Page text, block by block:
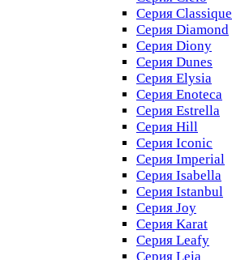
Серия Classique
Серия Diamond
Серия Diony
Серия Dunes
Серия Elysia
Серия Enoteca
Серия Estrella
Серия Hill
Серия Iconic
Серия Imperial
Серия Isabella
Серия Istanbul
Серия Joy
Серия Karat
Серия Leafy
Серия Leia